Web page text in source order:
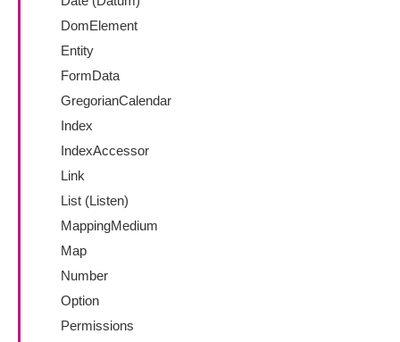
DomElement
Entity
FormData
GregorianCalendar
Index
IndexAccessor
Link
List (Listen)
MappingMedium
Map
Number
Option
Permissions